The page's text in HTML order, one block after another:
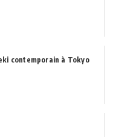
contemporain à Tokyo